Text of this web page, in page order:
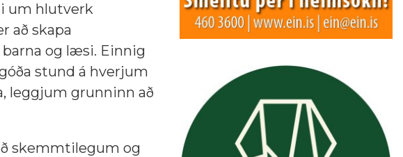
um hlutverk
að skapa
og læsi. Einnig
stund á hverjum
leggjum grunninn að
skemmtilegum og